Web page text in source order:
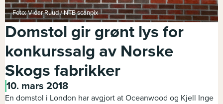
Foto: Vidar Ruud / NTB scanpix
Domstol gir grønt lys for
konkurssalg av Norske
Skogs fabrikker
10. mars 2018
En domstol i London har avgjort at Oceanwood og Kjell Inge